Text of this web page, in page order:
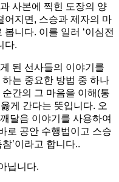
사본에 찍힌 도장의 양
어지면, 스승과 제자의 마
니다. 이를 일러 ‘이심전
다.
된 선사들의 이야기를
는 중요한 방법 중 하나
간의 그 마음을 이해(통
게 간다는 뜻입니다. 오
달음 이야기를 사용하여
로 공안 수행법이고 스승
’이라고 합니다..
닙니다.